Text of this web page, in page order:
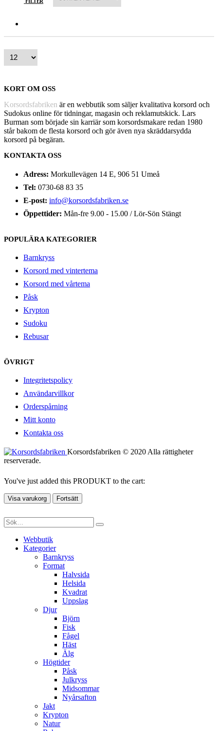
KORT OM OSS
Korsordsfabriken är en webbutik som säljer kvalitativa korsord och
Sudokus online för tidningar, magasin och reklamutskick. Lars
Burman som började sin karriär som korsordsmakare redan 1980
står bakom de flesta korsord och gör även nya skräddarsydda
korsord på begäran.
KONTAKTA OSS
Adress: Morkullevägen 14 E, 906 51 Umeå
Tel: 0730-68 83 35
E-post: info@korsordsfabriken.se
Öppettider: Mån-fre 9.00 - 15.00 / Lör-Sön Stängt
POPULÄRA KATEGORIER
Barnkryss
Korsord med vintertema
Korsord med vårtema
Påsk
Krypton
Sudoku
Rebusar
ÖVRIGT
Integritetspolicy
Användarvillkor
Orderspårning
Mitt konto
Kontakta oss
Korsordsfabriken © 2020 Alla rättigheter
reserverade.
You've just added this PRODUKT to the cart:
Visa varukorg Fortsätt
Webbutik
Kategorier
Barnkryss
Format
Halvsida
Helsida
Kvadrat
Uppslag
Djur
Björn
Fisk
Fågel
Häst
Älg
Högtider
Påsk
Julkryss
Midsommar
Nyårsafton
Jakt
Krypton
Natur